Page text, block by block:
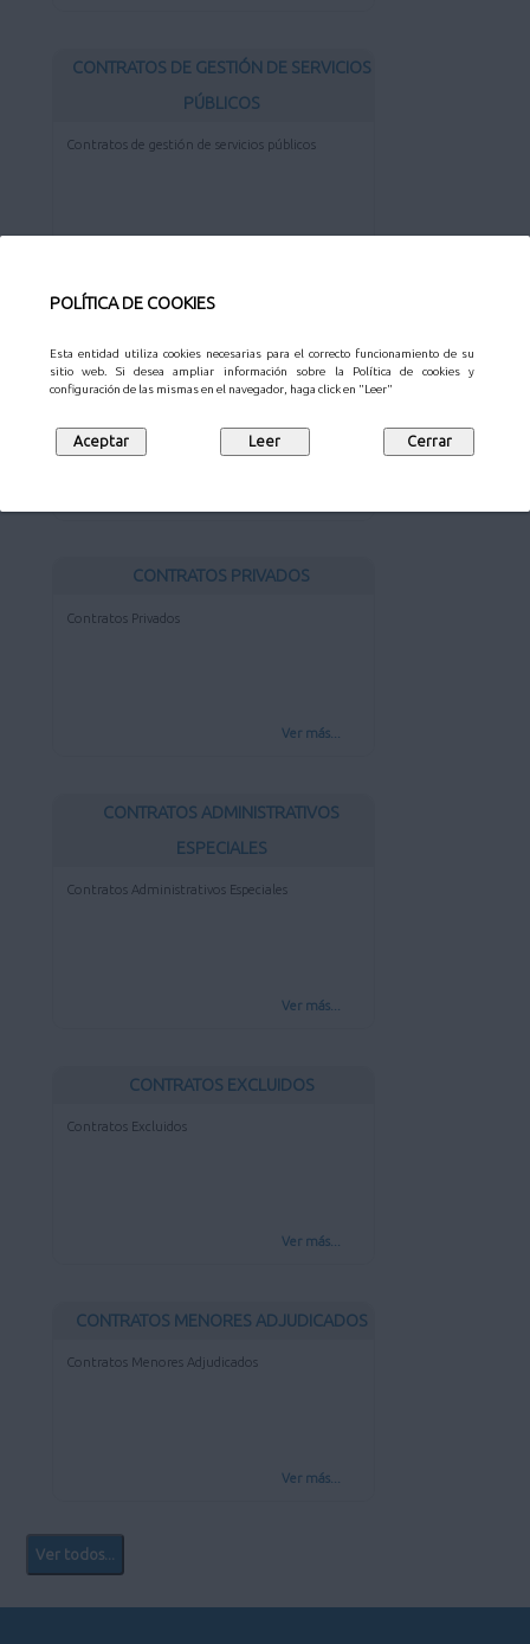
POLÍTICA DE COOKIES
Esta entidad utiliza cookies necesarias para el correcto funcionamiento de su
sitio web. Si desea ampliar información sobre la Política de cookies y
configuración de las mismas en el navegador, haga click en "Leer"
CONTRATOS DE GESTIÓN DE SERVICIOS
PÚBLICOS
Contratos de gestión de servicios públicos
Otros contratos
CONTRATOS PRIVADOS
Contratos Privados
Ver más...
CONTRATOS ADMINISTRATIVOS
ESPECIALES
Contratos Administrativos Especiales
Ver más...
CONTRATOS EXCLUIDOS
Contratos Excluidos
Ver más...
CONTRATOS MENORES ADJUDICADOS
Contratos Menores Adjudicados
Ver más...
Ver todos...